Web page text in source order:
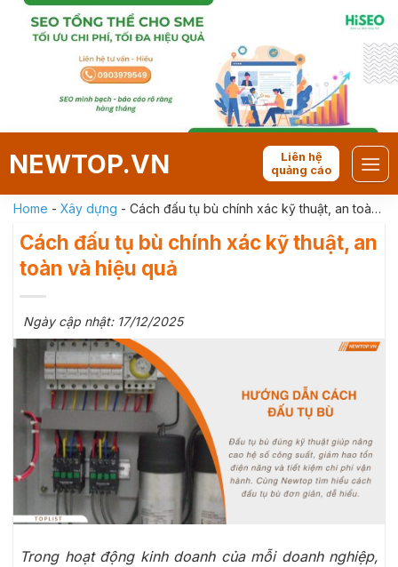
Skip
NEWTOP.VN
Liên hệ
quảng cáo
Home - Xây dựng - Cách đấu tụ bù chính xác kỹ thuật, an toàn
Cách đấu tụ bù chính xác kỹ thuật, an
toàn và hiệu quả
Ngày cập nhật: 17/12/2025
Trong hoạt động kinh doanh của mỗi doanh nghiệp,